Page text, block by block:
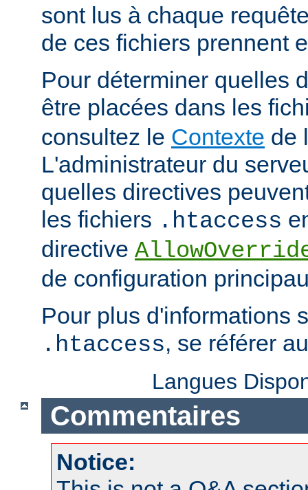
sont lus à chaque
de ces fichiers prennent
Pour déterminer quelles
être placées dans les
consultez le Contexte de
L'administrateur du
quelles directives
les fichiers .htaccess
directive
de configuration
Pour plus d'informations
.htaccess, se référer
Langues
Commentaires
Notice: